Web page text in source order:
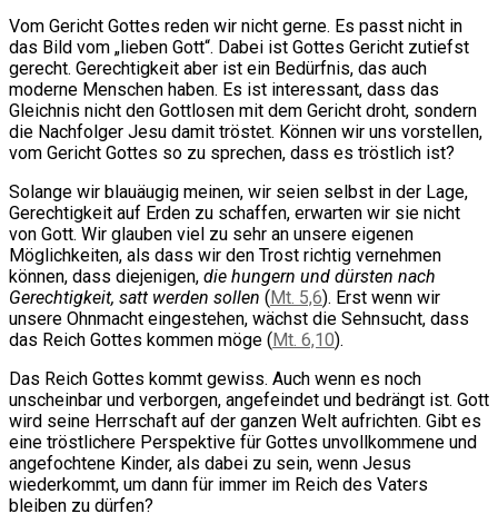
Vom Gericht Gottes reden wir nicht gerne. Es passt nicht in
das Bild vom „lieben Gott“. Dabei ist Gottes Gericht zutiefst
gerecht. Gerechtigkeit aber ist ein Bedürfnis, das auch
moderne Menschen haben. Es ist interessant, dass das
Gleichnis nicht den Gottlosen mit dem Gericht droht, sondern
die Nachfolger Jesu damit tröstet. Können wir uns vorstellen,
vom Gericht Gottes so zu sprechen, dass es tröstlich ist?
Solange wir blauäugig meinen, wir seien selbst in der Lage,
Gerechtigkeit auf Erden zu schaffen, erwarten wir sie nicht
von Gott. Wir glauben viel zu sehr an unsere eigenen
Möglichkeiten, als dass wir den Trost richtig vernehmen
können, dass diejenigen, die hungern und dürsten nach
Gerechtigkeit, satt werden sollen ( Mt. 5,6). Erst wenn wir
unsere Ohnmacht eingestehen, wächst die Sehnsucht, dass
das Reich Gottes kommen möge ( Mt. 6,10).
Das Reich Gottes kommt gewiss. Auch wenn es noch
unscheinbar und verborgen, angefeindet und bedrängt ist. Gott
wird seine Herrschaft auf der ganzen Welt aufrichten. Gibt es
eine tröstlichere Perspektive für Gottes unvollkommene und
angefochtene Kinder, als dabei zu sein, wenn Jesus
wiederkommt, um dann für immer im Reich des Vaters
bleiben zu dürfen?